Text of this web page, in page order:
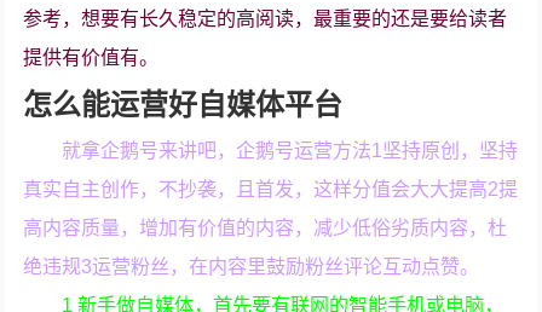
参考，想要有长久稳定的高阅读，最重要的还是要给读者
提供有价值有。
怎么能运营好自媒体平台
就拿企鹅号来讲吧，企鹅号运营方法1坚持原创，坚持
真实自主创作，不抄袭，且首发，这样分值会大大提高2提
高内容质量，增加有价值的内容，减少低俗劣质内容，杜
绝违规3运营粉丝，在内容里鼓励粉丝评论互动点赞。
1 新手做自媒体，首先要有联网的智能手机或电脑，